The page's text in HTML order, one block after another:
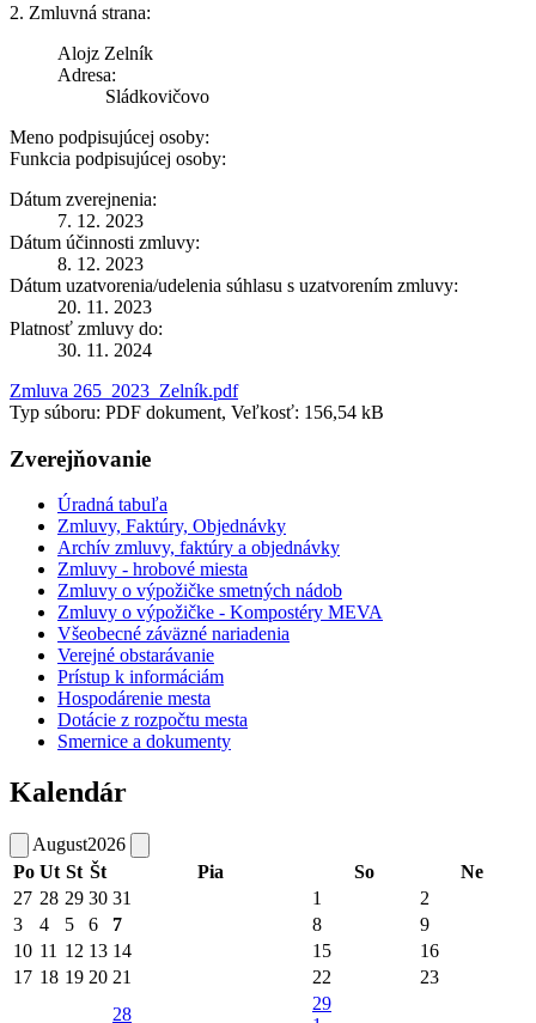
2. Zmluvná strana:
Alojz Zelník
Adresa:
Sládkovičovo
Meno podpisujúcej osoby:
Funkcia podpisujúcej osoby:
Dátum zverejnenia:
7. 12. 2023
Dátum účinnosti zmluvy:
8. 12. 2023
Dátum uzatvorenia/udelenia súhlasu s uzatvorením zmluvy:
20. 11. 2023
Platnosť zmluvy do:
30. 11. 2024
Zmluva 265_2023_Zelník.pdf
Typ súboru: PDF dokument, Veľkosť: 156,54 kB
Zverejňovanie
Úradná tabuľa
Zmluvy, Faktúry, Objednávky
Archív zmluvy, faktúry a objednávky
Zmluvy - hrobové miesta
Zmluvy o výpožičke smetných nádob
Zmluvy o výpožičke - Kompostéry MEVA
Všeobecné záväzné nariadenia
Verejné obstarávanie
Prístup k informáciám
Hospodárenie mesta
Dotácie z rozpočtu mesta
Smernice a dokumenty
Kalendár
August2026
Po Ut St Št Pia So
Ne
27 28 29 30 31 1
2
3
4 5 6 7 8
9
10 11 12 13 14 15
16
17 18 19 20 21 22
23
28
29